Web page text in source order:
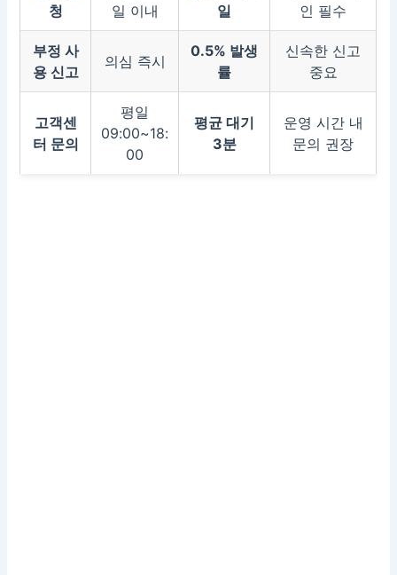
청
일 이내
일
인 필수
부정 사
용 신고
의심 즉시
0.5% 발생
률
신속한 신고
중요
고객센
터 문의
평일
09:00~18:
00
평균 대기
3분
운영 시간 내
문의 권장